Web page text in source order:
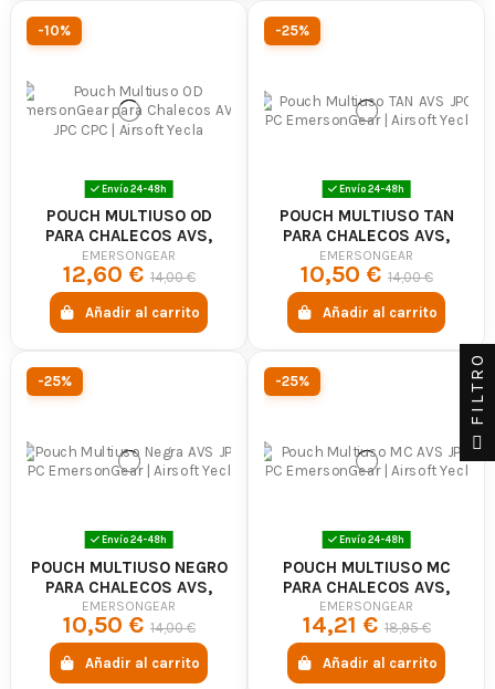
-10%
Envío 24-48h
POUCH MULTIUSO OD
PARA CHALECOS AVS,
JPC, CPC -
EMERSONGEAR
EMERSONGEAR
12,60 € 14,00 €
Añadir al carrito
-25%
Envío 24-48h
POUCH MULTIUSO TAN
PARA CHALECOS AVS,
JPC, CPC -
EMERSONGEAR
EMERSONGEAR
10,50 € 14,00 €
Añadir al carrito
-25%
Envío 24-48h
POUCH MULTIUSO NEGRO
PARA CHALECOS AVS,
JPC, CPC -
EMERSONGEAR
EMERSONGEAR
10,50 € 14,00 €
Añadir al carrito
-25%
Envío 24-48h
POUCH MULTIUSO MC
PARA CHALECOS AVS,
JPC, CPC -
EMERSONGEAR
EMERSONGEAR
14,21 € 18,95 €
Añadir al carrito
FILTRO